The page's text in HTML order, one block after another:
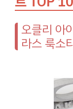
오클리 아
라스 룩소